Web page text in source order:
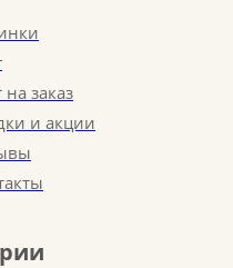
на заказ
и акции